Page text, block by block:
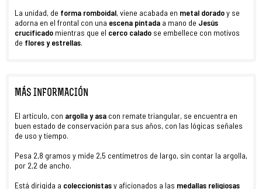
La unidad, de forma romboidal, viene acabada en metal doradoy se
adorna en el frontal con una escena pintada a mano de Jesús
crucificado mientras que el cerco calado se embellece con motivos
de flores y estrellas.
MÁS INFORMACIÓN
El artículo, con argolla y asa con remate triangular, se encuentra en
buen estado de conservación para sus años, con las lógicas señales
de uso y tiempo.
Pesa 2,8 gramos y mide 2,5 centímetros de largo, sin contar la argolla,
por 2,2 de ancho.
Está dirigida a coleccionistasy aficionados a las medallas religiosas